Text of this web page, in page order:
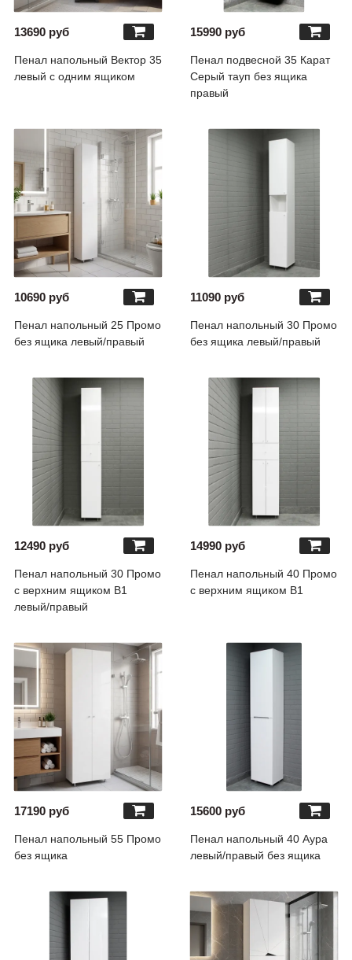
13690 руб
Пенал напольный Вектор 35
левый с одним ящиком
15990 руб
Пенал подвесной 35 Карат
Серый тауп без ящика
правый
10690 руб
Пенал напольный 25 Промо
без ящика левый/правый
11090 руб
Пенал напольный 30 Промо
без ящика левый/правый
12490 руб
Пенал напольный 30 Промо
с верхним ящиком В1
левый/правый
14990 руб
Пенал напольный 40 Промо
с верхним ящиком В1
17190 руб
Пенал напольный 55 Промо
без ящика
15600 руб
Пенал напольный 40 Аура
левый/правый без ящика